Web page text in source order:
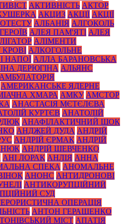
АКТИВНІСТЬ АКТОР
АКЦИЗ АКЦІЇ АКЦІЇ
АЛБАНІЯ АЛГОКОЛЬ
АЛЕЯ ПАМ'ЯТІ АЛЕЯ
АЛІМЕНТИ
АЛКОГОЛЬНЕ
НАПОЇ АЛЛА БАРАНОВСЬКА
ДЕРЮГІНА АЛЬЯНС
АМБУЛАТОРІЯ
АМЕРИКАНСЬКЕ ЯДЕРНЕ
ХМАРА АМКУ АМСТОР
АНАСТАСІЯ МЄТЄЛЄВА
КУРТЄВ АНАТОЛІЙ
АНАФІЛАКТИЧНИЙ ШОК
АНДЖЕЙ ДУДА АНДРІЙ
АНДРІЙ ЄРМАК АНДРІЙ
АНДРІЙ ШЕВЧЕНКО
АНІ ЛОРАК АНЛІЯ АННА
СПЕКА АНОМАЛЬНЕ
АНОНС АНТИДРОНОВІ
АНТИКОРУПЦІЙНИЙ
СУД
ОПЕРАЦІЯ
АНТОН ГЕРАЩЕНКО
МІСТ АПАТІЯ